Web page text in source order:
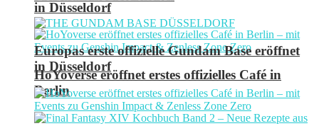
in Düsseldorf
HoYoverse eröffnet erstes offizielles Café in
Berlin
Europas erste offizielle Gundam Base eröffnet
in Düsseldorf